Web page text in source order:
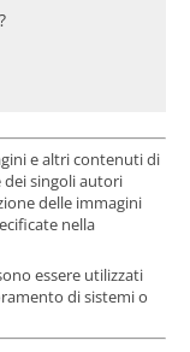
e altri contenuti di
dei singoli autori
delle immagini
nella
essere utilizzati
di sistemi o